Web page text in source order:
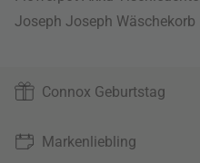
Joseph Joseph Wäschekorb
Connox Geburtstag
Markenliebling